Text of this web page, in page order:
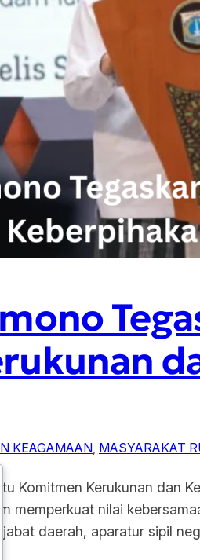
KEAGAMAAN, MASYARAKAT
Komitmen Kerukunan dan
memperkuat nilai
daerah, aparatur sipil